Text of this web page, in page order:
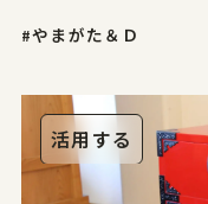
#やまがた＆Ｄ
活用する